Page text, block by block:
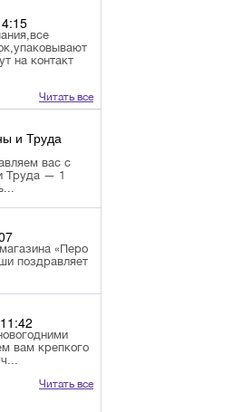
на контакт
Читать все
и Труда
вас с
Труда — 1
«Перо
поздравляет
вам крепкого
Читать все